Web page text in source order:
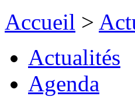
Accueil >
Actualités
Agenda